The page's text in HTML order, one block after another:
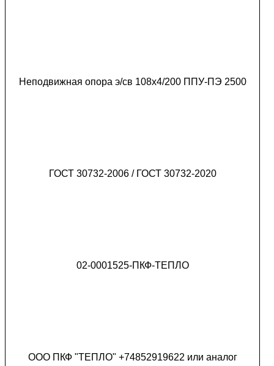
Неподвижная опора э/св 108х4/200 ППУ-ПЭ 2500
ГОСТ 30732-2006 / ГОСТ 30732-2020
02-0001525-ПКФ-ТЕПЛО
ООО ПКФ "ТЕПЛО" +74852919622 или аналог